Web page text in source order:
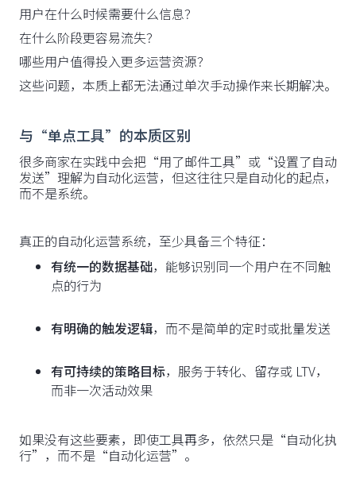
用户在什么时候需要什么信息？
在什么阶段更容易流失？
哪些用户值得投入更多运营资源？
这些问题，本质上都无法通过单次手动操作来长期解决。
与“单点工具”的本质区别
很多商家在实践中会把“用了邮件工具”或“设置了自动
发送”理解为自动化运营，但这往往只是自动化的起点，
而不是系统。
真正的自动化运营系统，至少具备三个特征：
有统一的数据基础，能够识别同一个用户在不同触
点的行为
有明确的触发逻辑，而不是简单的定时或批量发送
有可持续的策略目标，服务于转化、留存或 LTV，
而非一次活动效果
如果没有这些要素，即使工具再多，依然只是“自动化执
行”，而不是“自动化运营”。